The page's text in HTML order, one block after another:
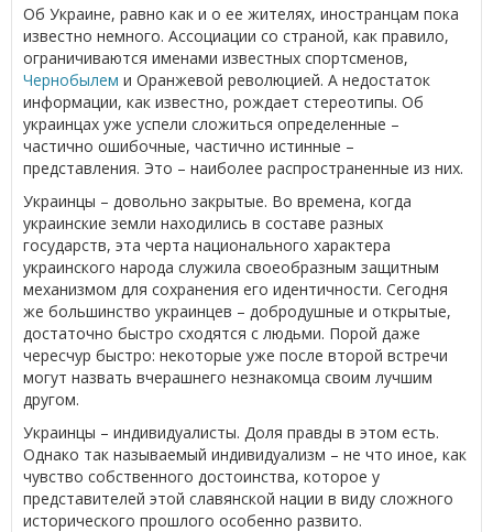
Об Украине, равно как и о ее жителях, иностранцам пока
известно немного. Ассоциации со страной, как правило,
ограничиваются именами известных спортсменов,
Чернобылем и Оранжевой революцией. А недостаток
информации, как известно, рождает стереотипы. Об
украинцах уже успели сложиться определенные –
частично ошибочные, частично истинные –
представления. Это – наиболее распространенные из них.
Украинцы – довольно закрытые. Во времена, когда
украинские земли находились в составе разных
государств, эта черта национального характера
украинского народа служила своеобразным защитным
механизмом для сохранения его идентичности. Сегодня
же большинство украинцев – добродушные и открытые,
достаточно быстро сходятся с людьми. Порой даже
чересчур быстро: некоторые уже после второй встречи
могут назвать вчерашнего незнакомца своим лучшим
другом.
Украинцы – индивидуалисты. Доля правды в этом есть.
Однако так называемый индивидуализм – не что иное, как
чувство собственного достоинства, которое у
представителей этой славянской нации в виду сложного
исторического прошлого особенно развито.